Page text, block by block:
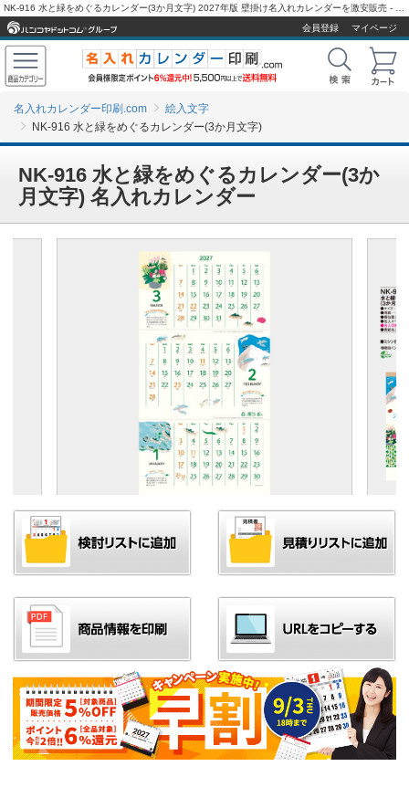
会員登録
マイページ
名入れカレンダー印刷.com
絵入文字
NK-916 水と緑をめぐるカレンダー(3か月文字)
NK-916 水と緑をめぐるカレンダー(3か
月文字) 名入れカレンダー